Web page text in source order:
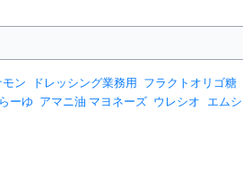
ン ドレッシング業務用 フラクトオリゴ糖
らーゆ アマニ油 マヨネーズ ウレシオ エム